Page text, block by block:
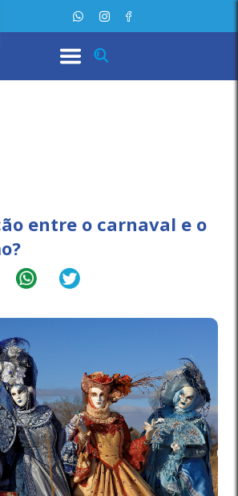
entre o carnaval e o